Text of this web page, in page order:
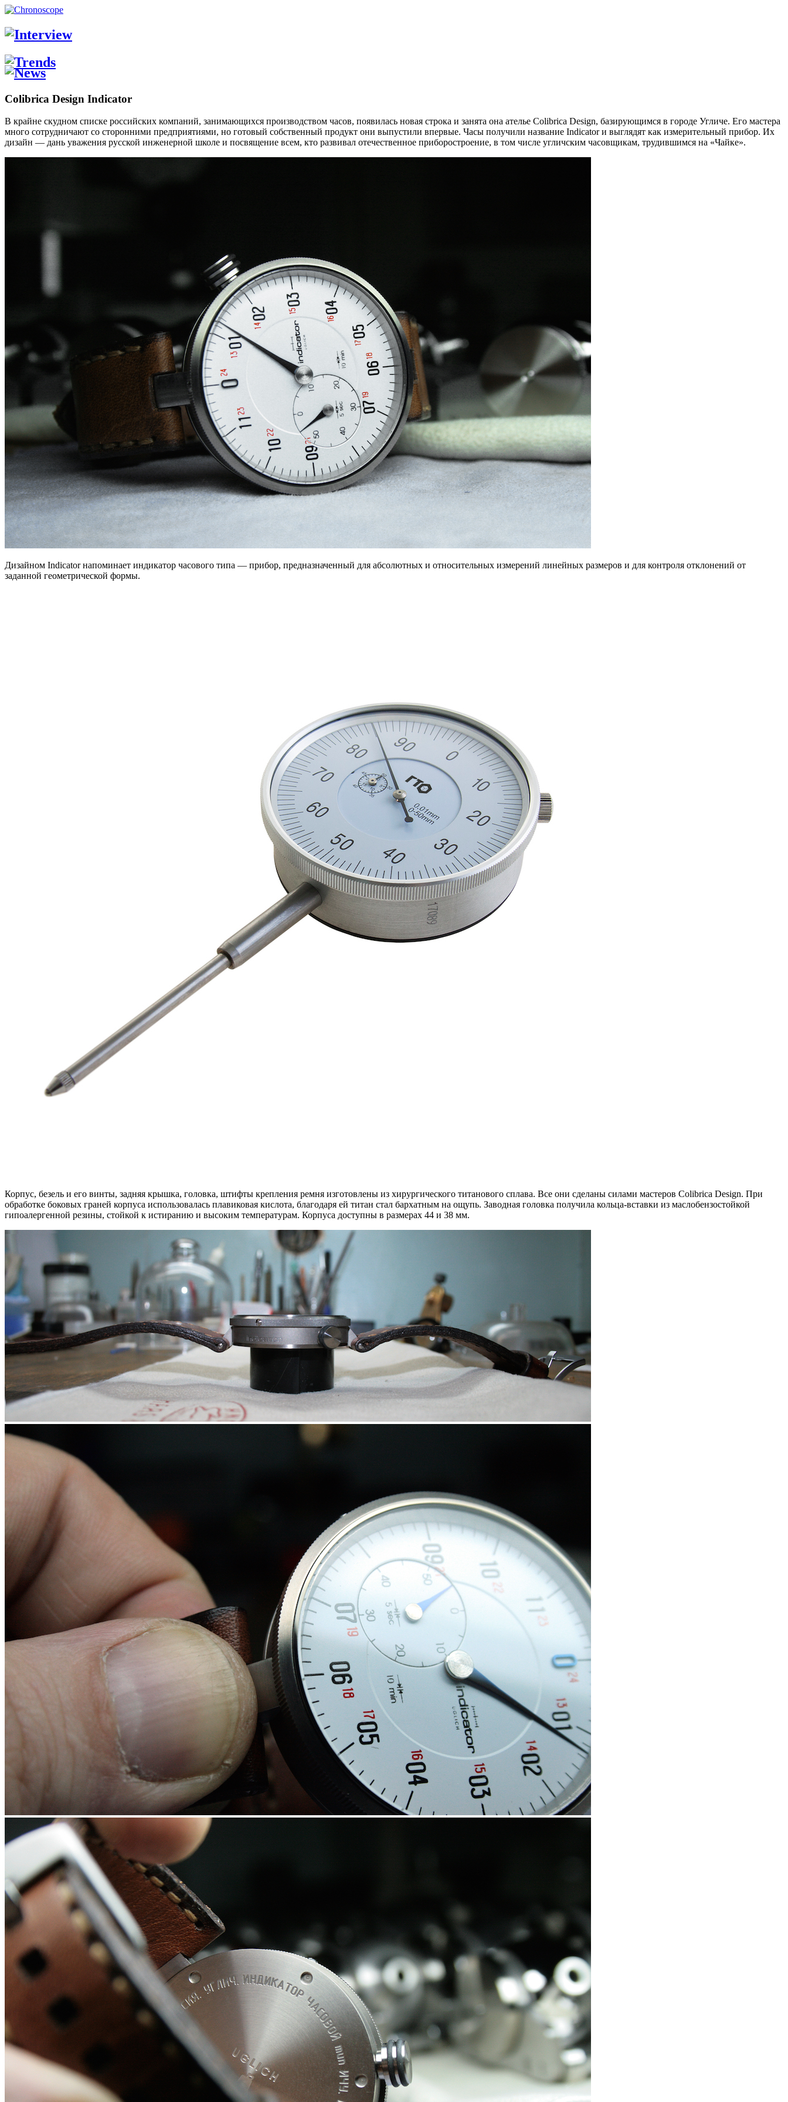
Colibrica Design Indicator
В крайне скудном списке российских компаний, занимающихся производством часов, появилась новая строка и занята она ателье Colibrica Design, базирующимся в городе Угличе. Его мастера
много сотрудничают со сторонними предприятиями, но готовый собственный продукт они выпустили впервые. Часы получили название Indicator и выглядят как измерительный прибор. Их
дизайн — дань уважения русской инженерной школе и посвящение всем, кто развивал отечественное приборостроение, в том числе угличским часовщикам, трудившимся на «Чайке».
Дизайном Indicator напоминает индикатор часового типа — прибор, предназначенный для абсолютных и относительных измерений линейных размеров и для контроля отклонений от
заданной геометрической формы.
Корпус, безель и его винты, задняя крышка, головка, штифты крепления ремня изготовлены из хирургического титанового сплава. Все они сделаны силами мастеров Colibrica Design. При
обработке боковых граней корпуса использовалась плавиковая кислота, благодаря ей титан стал бархатным на ощупь. Заводная головка получила кольца-вставки из маслобензостойкой
гипоалергенной резины, стойкой к истиранию и высоким температурам. Корпуса доступны в размерах 44 и 38 мм.